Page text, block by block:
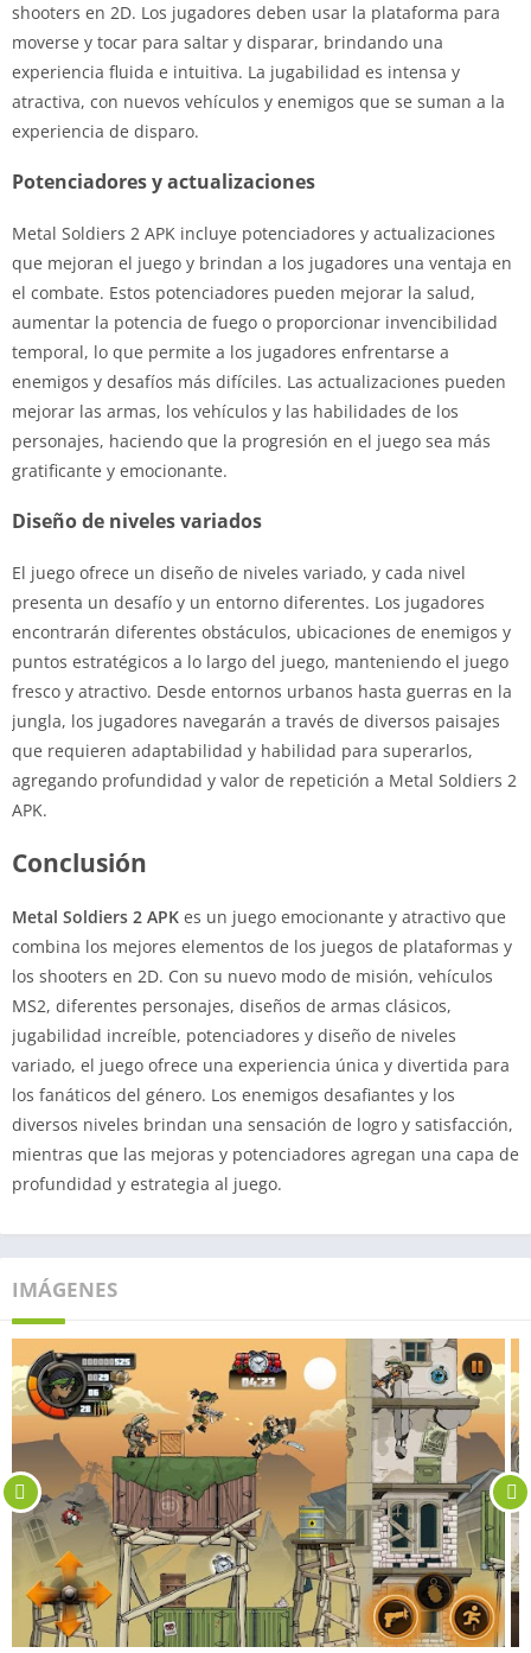
shooters en 2D. Los jugadores deben usar la plataforma para
moverse y tocar para saltar y disparar, brindando una
experiencia fluida e intuitiva. La jugabilidad es intensa y
atractiva, con nuevos vehículos y enemigos que se suman a la
experiencia de disparo.
Potenciadores y actualizaciones
Metal Soldiers 2 APK incluye potenciadores y actualizaciones
que mejoran el juego y brindan a los jugadores una ventaja en
el combate. Estos potenciadores pueden mejorar la salud,
aumentar la potencia de fuego o proporcionar invencibilidad
temporal, lo que permite a los jugadores enfrentarse a
enemigos y desafíos más difíciles. Las actualizaciones pueden
mejorar las armas, los vehículos y las habilidades de los
personajes, haciendo que la progresión en el juego sea más
gratificante y emocionante.
Diseño de niveles variados
El juego ofrece un diseño de niveles variado, y cada nivel
presenta un desafío y un entorno diferentes. Los jugadores
encontrarán diferentes obstáculos, ubicaciones de enemigos y
puntos estratégicos a lo largo del juego, manteniendo el juego
fresco y atractivo. Desde entornos urbanos hasta guerras en la
jungla, los jugadores navegarán a través de diversos paisajes
que requieren adaptabilidad y habilidad para superarlos,
agregando profundidad y valor de repetición a Metal Soldiers 2
APK.
Conclusión
Metal Soldiers 2 APK es un juego emocionante y atractivo que
combina los mejores elementos de los juegos de plataformas y
los shooters en 2D. Con su nuevo modo de misión, vehículos
MS2, diferentes personajes, diseños de armas clásicos,
jugabilidad increíble, potenciadores y diseño de niveles
variado, el juego ofrece una experiencia única y divertida para
los fanáticos del género. Los enemigos desafiantes y los
diversos niveles brindan una sensación de logro y satisfacción,
mientras que las mejoras y potenciadores agregan una capa de
profundidad y estrategia al juego.
IMÁGENES